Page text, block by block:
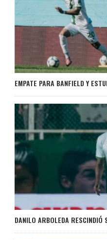
EMPATE PARA BANFIELD Y
DANILO ARBOLEDA RESCINDIÓ